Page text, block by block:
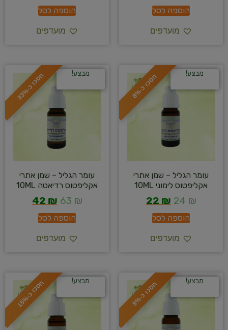
הוספה לסל
מועדפים
הוספה לסל
מועדפים
ח
ס
כ
ו
כ
-
8
% מבצע!
עומר הגליל – שמן אתרי
אקליפטוס לימוני 10ML
24 ₪
22 ₪
הוספה לסל
מועדפים
ח
ס
כ
ו
כ
-
3
3
% מבצע!
עומר הגליל – שמן אתרי
אקליפטוס רדיאטה 10ML
63 ₪
42 ₪
הוספה לסל
מועדפים
ח
ס
כ
ו
כ
-
8
% מבצע! ח
ס
כ
ו
כ
-
1
5
% מבצע!